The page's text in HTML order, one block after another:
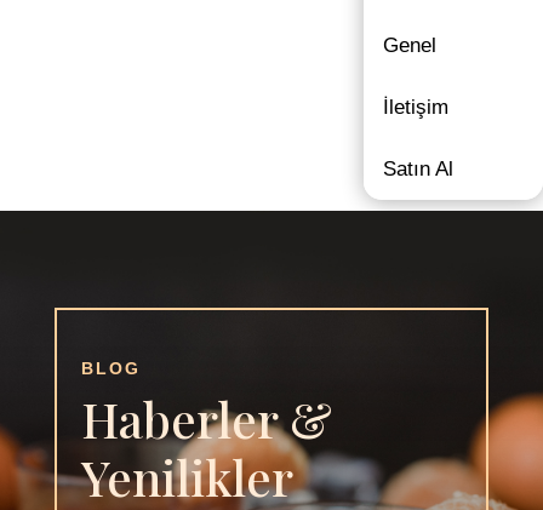
Genel
İletişim
Satın Al
BLOG
Haberler &
Yenilikler